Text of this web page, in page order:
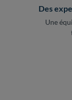
Des
Une